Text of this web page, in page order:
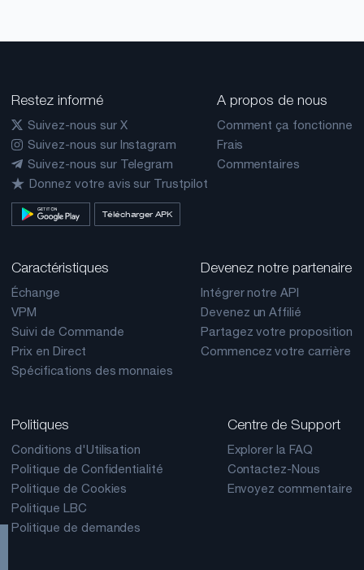
Restez informé
Suivez-nous sur X
Suivez-nous sur Instagram
Suivez-nous sur Telegram
Donnez votre avis sur Trustpilot
Télécharger APK
A propos de nous
Comment ça fonctionne
Frais
Commentaires
Caractéristiques
Échange
VPM
Suivi de Commande
Prix en Direct
Spécifications des monnaies
Devenez notre partenaire
Intégrer notre API
Devenez un Affilié
Partagez votre proposition
Commencez votre carrière
Politiques
Conditions d'Utilisation
Politique de Confidentialité
Politique de Cookies
Politique LBC
Politique de demandes
Centre de Support
Explorer la FAQ
Contactez-Nous
Envoyez commentaire